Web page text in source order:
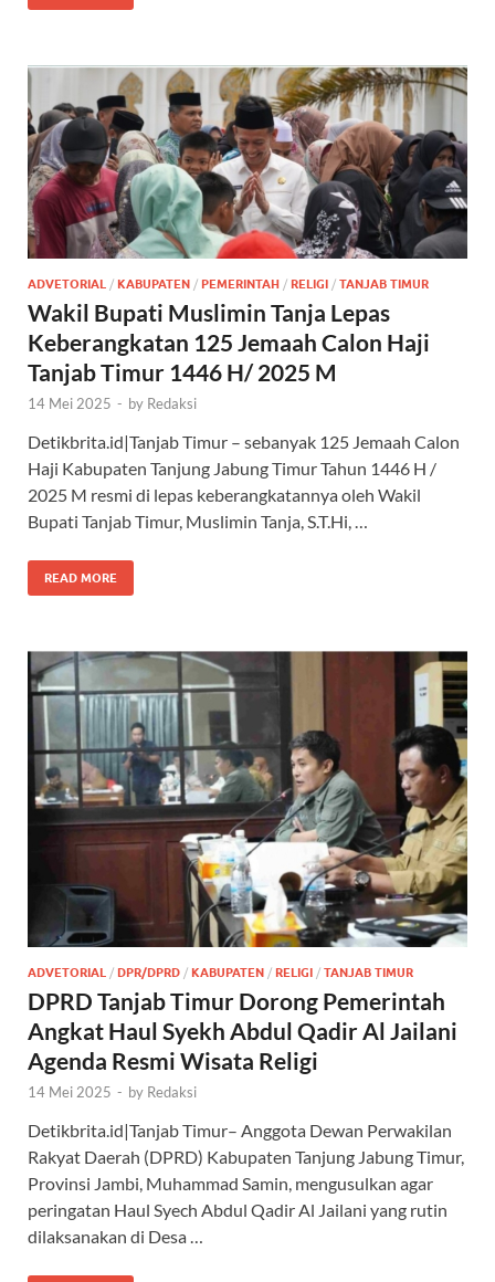
ADVETORIAL / KABUPATEN / PEMERINTAH / RELIGI / TANJAB TIMUR
Wakil Bupati Muslimin Tanja Lepas
Keberangkatan 125 Jemaah Calon Haji
Tanjab Timur 1446 H/ 2025 M
14 Mei 2025 - by Redaksi
Detikbrita.id|Tanjab Timur – sebanyak 125 Jemaah Calon
Haji Kabupaten Tanjung Jabung Timur Tahun 1446 H /
2025 M resmi di lepas keberangkatannya oleh Wakil
Bupati Tanjab Timur, Muslimin Tanja, S.T.Hi, …
READ MORE
ADVETORIAL / DPR/DPRD / KABUPATEN / RELIGI / TANJAB TIMUR
DPRD Tanjab Timur Dorong Pemerintah
Angkat Haul Syekh Abdul Qadir Al Jailani
Agenda Resmi Wisata Religi
14 Mei 2025 - by Redaksi
Detikbrita.id|Tanjab Timur– Anggota Dewan Perwakilan
Rakyat Daerah (DPRD) Kabupaten Tanjung Jabung Timur,
Provinsi Jambi, Muhammad Samin, mengusulkan agar
peringatan Haul Syech Abdul Qadir Al Jailani yang rutin
dilaksanakan di Desa …